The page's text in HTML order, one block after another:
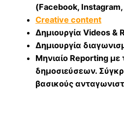
(Facebook,
Creative content
Δημιουργία Videos &
Δημιουργία
Μηνιαίο Reporting με
δημοσιεύσεων.
βασικούς